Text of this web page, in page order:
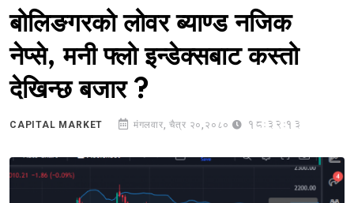
बोलिङगरको लोवर ब्याण्ड नजिक
नेप्से, मनी फ्लो इन्डेक्सबाट कस्तो
देखिन्छ बजार ?
CAPITAL MARKET मंगलवार, चैत्र २०,२०८० 18:32:13